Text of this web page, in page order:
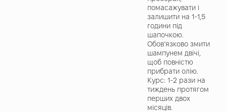
помасажувати і
залишити на 1-1,5
години під
шапочкою.
Обов’язково змити
шампунем двічі,
щоб повністю
прибрати олію.
Курс: 1-2 рази на
тиждень протягом
перших двох
місяців.